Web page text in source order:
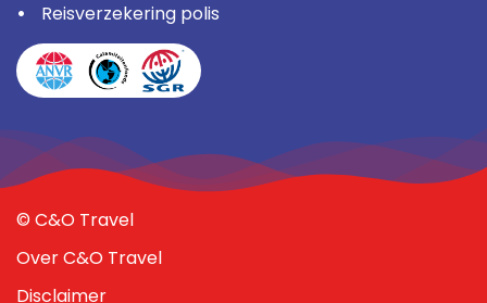
Reisverzekering polis
© C&O Travel
Over C&O Travel
Disclaimer